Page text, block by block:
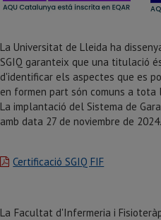
La Universitat de Lleida ha
SGIQ garanteix que una titulació
d'identificar els aspectes que es
en formen part són comuns a tota
La implantació del Sistema de
amb data 27 de noviembre de 2024.
Certificació SGIQ FIF
La Facultat d'Infermeria i